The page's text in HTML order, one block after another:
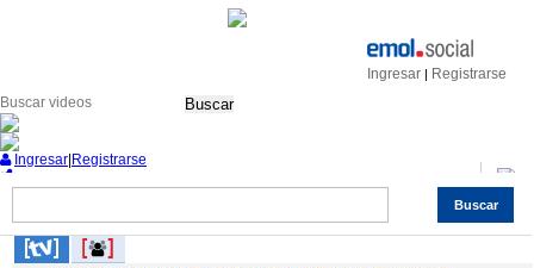
Ingresar | Registrarse
Buscar
Buscar
Ingresar Registrarse
Servicios